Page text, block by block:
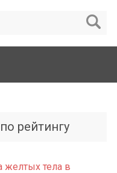
рейтингу
желтых тела в